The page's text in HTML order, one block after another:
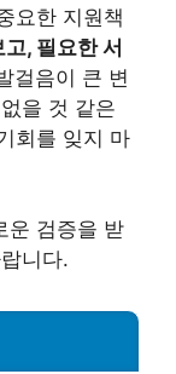
요한 지원책
, 필요한 서
걸음이 큰 변
을 것 같은
회를 잊지 마
운 검증을 받
니다.